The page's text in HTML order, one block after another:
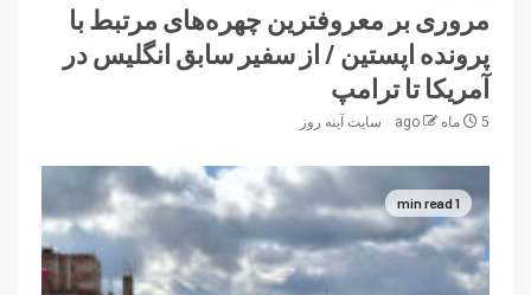
مروری بر معروفترین چهره‌های مرتبط با
پرونده اپستین / از سفیر سابق انگلیس در
آمریکا تا ترامپ
5 ماه ago سایت آینه‌ روز
1 min read